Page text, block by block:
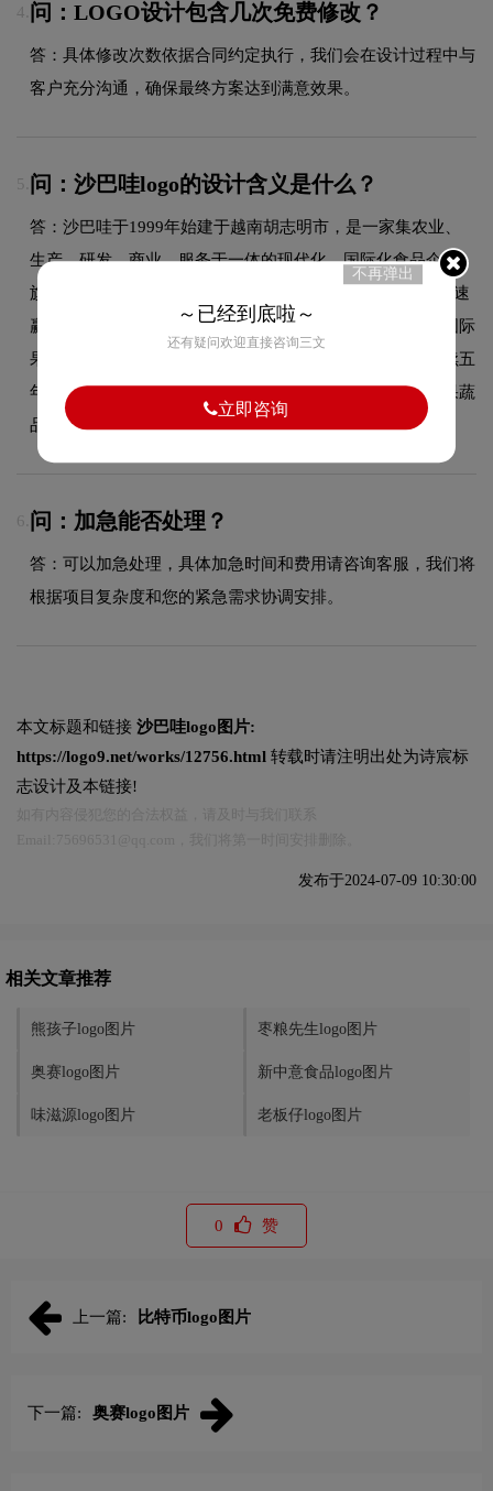
4. 问：LOGO设计包含几次免费修改？
答：具体修改次数依据合同约定执行，我们会在设计过程中与
客户充分沟通，确保最终方案达到满意效果。
5. 问：沙巴哇logo的设计含义是什么？
答：沙巴哇于1999年始建于越南胡志明市，是一家集农业、
生产、研发、商业、服务于一体的现代化、国际化食品企业。
旗下"沙巴哇SABAVA"品牌已在全球范围注册，创立以来迅速
赢得市场的高度认可，蜚声海内外。沙巴哇品牌始终领跑国际
果蔬干品类，连续五年荣登中国十大进口食品品牌榜，连续五
年在中国双十一位居进口食品果干排行榜第一名，是国际果蔬
品类的重要资产。
6. 问：加急能否处理？
答：可以加急处理，具体加急时间和费用请咨询客服，我们将
根据项目复杂度和您的紧急需求协调安排。
本文标题和链接 沙巴哇logo图片:
https://logo9.net/works/12756.html 转载时请注明出处为诗宸标
志设计及本链接!
发布于2024-07-09 10:30:00
相关文章推荐
熊孩子logo图片 枣粮先生logo图片
奥赛logo图片 新中意食品logo图片
味滋源logo图片 老板仔logo图片
0 赞
上一篇: 比特币logo图片
下一篇: 奥赛logo图片
不再弹出
～已经到底啦～
还有疑问欢迎直接咨询三文
立即咨询